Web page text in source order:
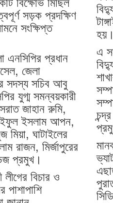
সড়ক প্রদক্ষিণ
সংক্ষিপ্ত
এনসিপির প্রধান
জেলা
সদস্য সচিব আবু
যুগ্ম সমন্বয়কারী
জাহান রুমি,
ইসলাম আপন,
ঘাটাইলের
রাজন, মির্জাপুরের
প্রমুখ।
বিচার ও
পাশাপাশি
হয়।
এ